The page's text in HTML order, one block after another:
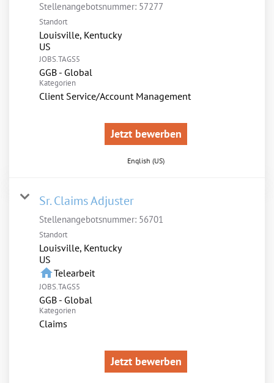
Stellenangebotsnummer: 57277
Standort
Louisville, Kentucky
JOBS.TAGS5
GGB - Global
Kategorien
Client Service/Account Management
Jetzt bewerben
English (US)
Sr. Claims Adjuster
Stellenangebotsnummer: 56701
Standort
Louisville, Kentucky
homeTelearbeit
JOBS.TAGS5
GGB - Global
Kategorien
Claims
Jetzt bewerben